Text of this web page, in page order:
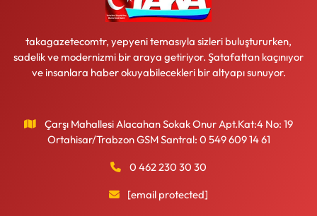
takagazetecomtr, yepyeni temasıyla sizleri buluştururken,
sadelik ve modernizmi bir araya getiriyor. Şatafattan kaçınıyor
ve insanlara haber okuyabilecekleri bir altyapı sunuyor.
Çarşı Mahallesi Alacahan Sokak Onur Apt.Kat:4 No: 19
Ortahisar/Trabzon GSM Santral: 0 549 609 14 61
0 462 230 30 30
[email protected]